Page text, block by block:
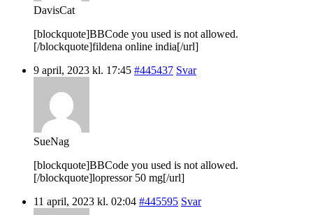
DavisCat
[blockquote]BBCode you used is not allowed.
[/blockquote]fildena online india[/url]
9 april, 2023 kl. 17:45 #445437 Svar
SueNag
[blockquote]BBCode you used is not allowed.
[/blockquote]lopressor 50 mg[/url]
11 april, 2023 kl. 02:04 #445595 Svar